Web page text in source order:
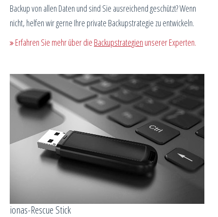
Backup von allen Daten und sind Sie ausreichend geschützt? Wenn
nicht, helfen wir gerne Ihre private Backupstrategie zu entwickeln.
Erfahren Sie mehr über die Backupstrategien unserer Experten.
ionas-Rescue Stick